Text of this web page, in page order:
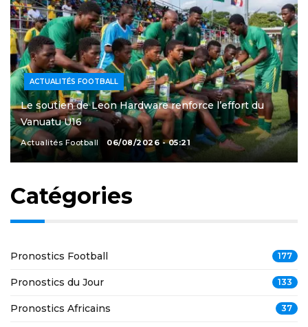
ACTUALITÉS FOOTBALL
Le soutien de Leon Hardware renforce l’effort du
Vanuatu U16
Actualités Football 06/08/2026 - 05:21
Catégories
Pronostics Football 177
Pronostics du Jour 133
Pronostics Africains 37